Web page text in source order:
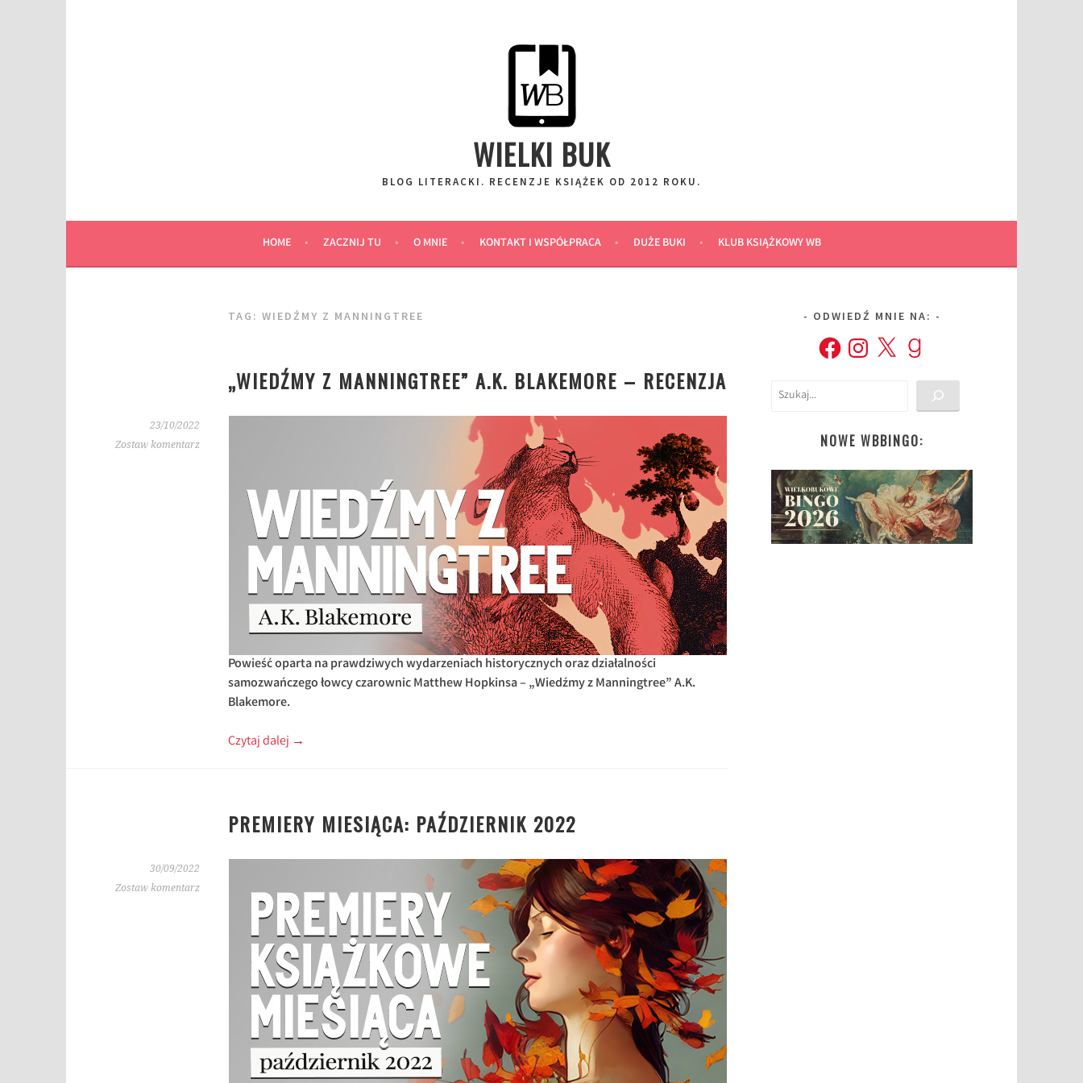
WIELKI BUK
BLOG LITERACKI. RECENZJE KSIĄŻEK OD 2012 ROKU.
HOME ZACZNIJ TU O MNIE KONTAKT I WSPÓŁPRACA DUŻE BUKI KLUB KSIĄŻKOWY WB
TAG: WIEDŹMY Z MANNINGTREE
„WIEDŹMY Z MANNINGTREE” A.K. BLAKEMORE – RECENZJA
23/10/2022
Zostaw komentarz
Powieść oparta na prawdziwych wydarzeniach historycznych oraz działalności
samozwańczego łowcy czarownic Matthew Hopkinsa – „Wiedźmy z Manningtree” A.K.
Blakemore.
Czytaj dalej →
PREMIERY MIESIĄCA: PAŹDZIERNIK 2022
30/09/2022
Zostaw komentarz
ODWIEDŹ MNIE NA:
FacebookInstagram
X Goodreads
Szukaj
NOWE WBBINGO: